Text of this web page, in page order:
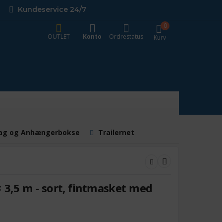
Kundeservice 24/7
Kurv
0
OUTLET
Konto Ordrestatus
og Anhængerbokse Trailernet
3,5 m - sort, fintmasket med